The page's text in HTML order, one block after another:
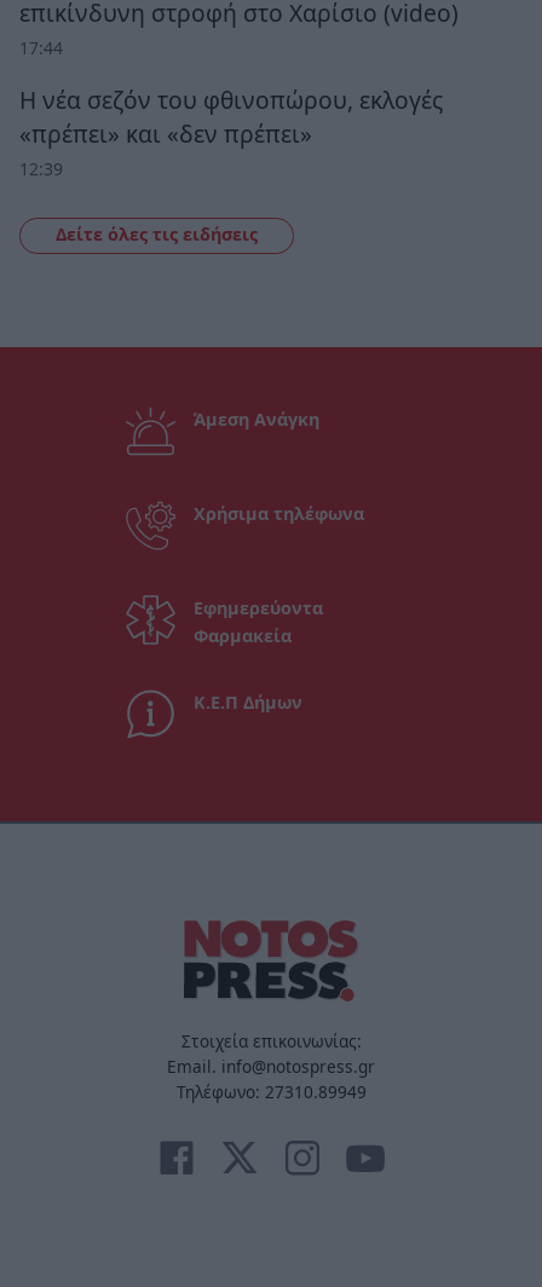
επικίνδυνη στροφή στο Χαρίσιο (video)
17:44
Η νέα σεζόν του φθινοπώρου, εκλογές
«πρέπει» και «δεν πρέπει»
12:39
Δείτε όλες τις ειδήσεις
Άμεση Ανάγκη
Χρήσιμα τηλέφωνα
Εφημερεύοντα
Φαρμακεία
Κ.Ε.Π Δήμων
Στοιχεία επικοινωνίας:
Email. info@notospress.gr
Τηλέφωνο: 27310.89949